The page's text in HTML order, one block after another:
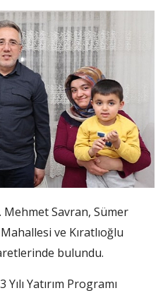
Savran, Sümer
ve Kıratlıoğlu
bulundu.
Yatırım Programı